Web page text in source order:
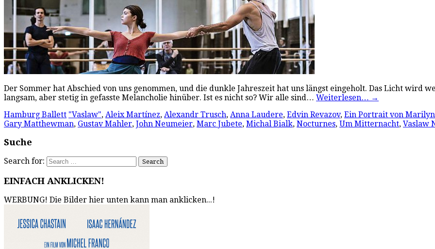
Der Sommer hat Abschied von uns genommen, und die dunkle Jahreszeit hat uns längst eingeholt. Das Licht wird
langsam, aber stetig in gefasste Melancholie hinüber. Ist es nicht so? Wir alle sind… Weiterlesen… →
Hamburg Ballett "Vaslaw", Aleix Martínez, Alexandr Trusch, Anna Laudere, Edvin Revazov, Ein Portrait von
Gary Matthewman, Gustav Mahler, John Neumeier, Marc Jubete, Michal Bialk, Nocturnes, Um Mitternacht, Vaslaw
Suche
Search for:
EINFACH ANKLICKEN!
WERBUNG! Die Bilder hier unten kann man anklicken...!